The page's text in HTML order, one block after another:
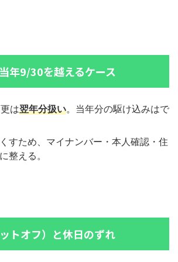
年9/30を越えるケース
は翌年分扱い。当年分の駆け込みはで
すため、マイナンバー・本人確認・住
整える。
トオフ）と休日のずれ